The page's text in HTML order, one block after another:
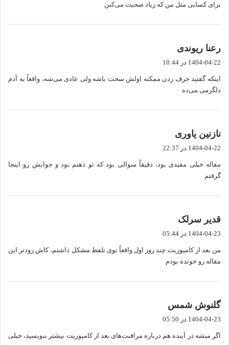
برای کسایی مثل من که زیاد صحبت می‌کنن
رعنا ریوندی
:
1404-04-22 در 18:44
اینکه گفتید حرف زدن ممکنه اولش سخت باشه ولی عادی می‌شه، واقعاً به آدم
دلگرمی می‌ده
نازنین یاوری
:
1404-04-22 در 22:37
مقاله خیلی مفیدی بود، دقیقاً سوالی بود که تو ذهنم بود و جوابش رو اینجا
گرفتم
قدیر سرلک
:
1404-04-23 در 05:44
من بعد از کامپوزیت چند روز اول واقعاً توی تلفظ مشکل داشتم، کاش زودتر این
مقاله رو خونده بودم
گلنوش شمس
:
1404-04-23 در 05:50
اگر میشه در آینده هم درباره مراقبت‌های بعد از کامپوزیت بیشتر بنویسید، خیلی